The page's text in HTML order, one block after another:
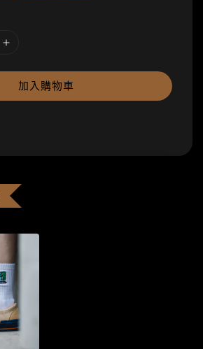
加入購物車